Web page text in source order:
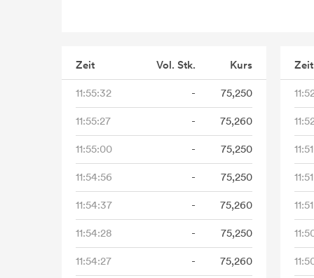
Zeit Vol. Stk. Kurs
11:55:32 - 75,250
11:55:27 - 75,260
11:55:00 - 75,250
11:54:56 - 75,250
11:54:37 - 75,260
11:54:28 - 75,250
11:54:27 - 75,260
Zeit